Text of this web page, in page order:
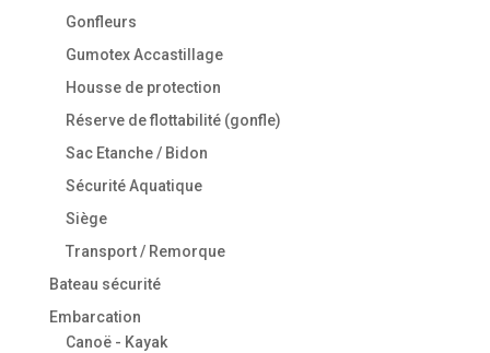
Gonfleurs
Gumotex Accastillage
Housse de protection
Réserve de flottabilité (gonfle)
Sac Etanche / Bidon
Sécurité Aquatique
Siège
Transport / Remorque
Bateau sécurité
Embarcation
Canoë - Kayak